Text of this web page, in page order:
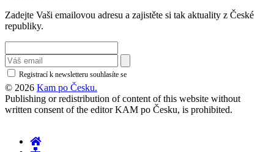
Zadejte Vaši emailovou adresu a zajistěte si tak aktuality z České
republiky.
Registrací k newsletteru souhlasíte se
© 2026 Kam po Česku.
Publishing or redistribution of content of this website without
written consent of the editor KAM po Česku, is prohibited.